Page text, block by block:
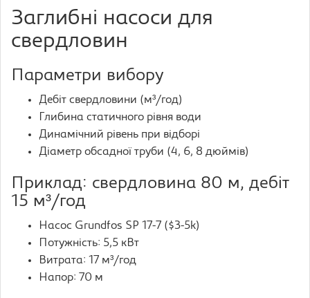
Заглибні насоси для
свердловин
Параметри вибору
Дебіт свердловини (м³/год)
Глибина статичного рівня води
Динамічний рівень при відборі
Діаметр обсадної труби (4, 6, 8 дюймів)
Приклад: свердловина 80 м, дебіт
15 м³/год
Насос Grundfos SP 17-7 ($3-5k)
Потужність: 5,5 кВт
Витрата: 17 м³/год
Напор: 70 м